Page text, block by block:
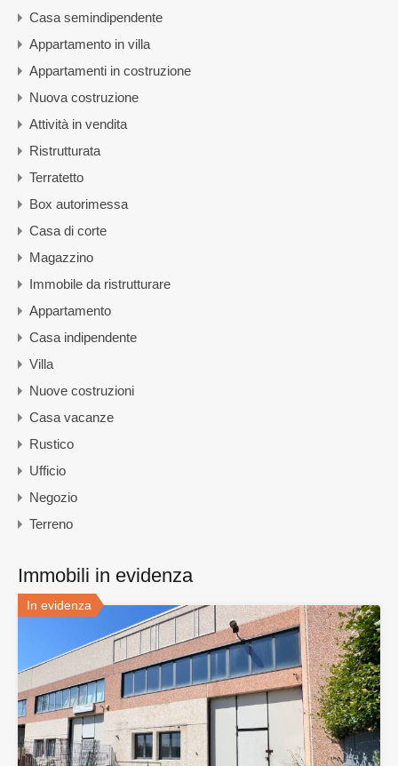
Casa semindipendente
Appartamento in villa
Appartamenti in costruzione
Nuova costruzione
Attività in vendita
Ristrutturata
Terratetto
Box autorimessa
Casa di corte
Magazzino
Immobile da ristrutturare
Appartamento
Casa indipendente
Villa
Nuove costruzioni
Casa vacanze
Rustico
Ufficio
Negozio
Terreno
Immobili in evidenza
In evidenza